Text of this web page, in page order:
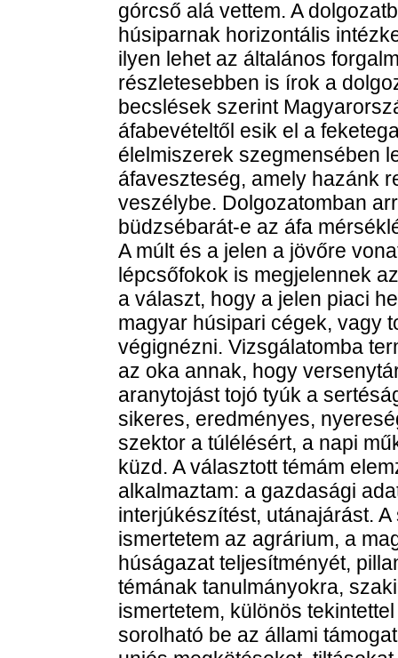
górcső alá vettem. A
húsiparnak horizontális
ilyen lehet az általános
részletesebben is írok a
becslések szerint
áfabevételtől esik el a
élelmiszerek szegmensében
áfaveszteség, amely hazánk
veszélybe. Dolgozatomban
büdzsébarát-e az áfa
A múlt és a jelen a jövőre
lépcsőfokok is megjelennek
a választ, hogy a jelen piaci
magyar húsipari cégek, vagy
végignézni. Vizsgálatomba
az oka annak, hogy
aranytojást tojó tyúk a
sikeres, eredményes,
szektor a túlélésért, a napi
küzd. A választott témám
alkalmaztam: a gazdasági
interjúkészítést, utánajárást.
ismertetem az agrárium, a
húságazat teljesítményét,
témának tanulmányokra,
ismertetem, különös
sorolható be az állami